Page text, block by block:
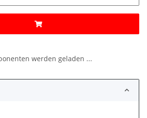
werden geladen ...